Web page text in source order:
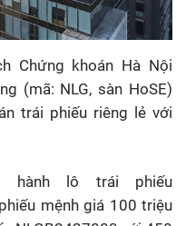
Chứng khoán Hà Nội
(mã: NLG, sàn HoSE)
trái phiếu riêng lẻ với
hành lô trái phiếu
mệnh giá 100 triệu